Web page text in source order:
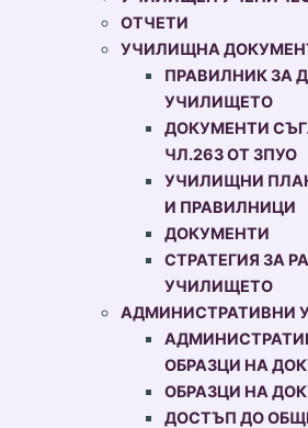
ОТЧЕТИ
УЧИЛИЩНА
ПРАВИЛНИК ЗА
УЧИЛИЩЕТО
ДОКУМЕНТИ
ЧЛ.263 ОТ ЗПУО
УЧИЛИЩНИ
И ПРАВИЛНИЦИ
ДОКУМЕНТИ
СТРАТЕГИЯ ЗА
УЧИЛИЩЕТО
АДМИНИСТРАТИВНИ
ОБРАЗЦИ НА
ОБРАЗЦИ НА
ДОСТЪП ДО